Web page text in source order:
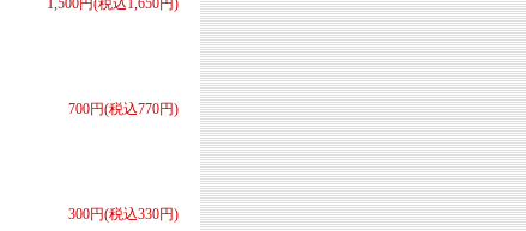
1,500円(税込1,650円)
700円(税込770円)
300円(税込330円)